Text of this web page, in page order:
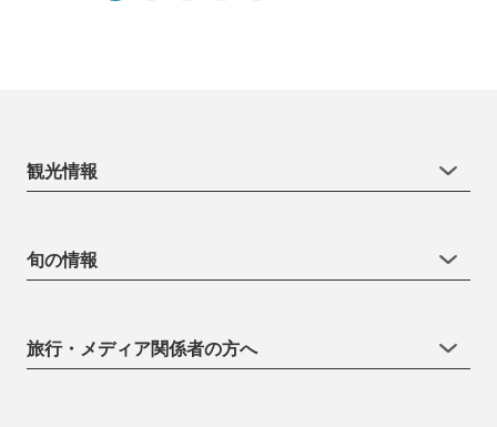
観光情報
旬の情報
旅行・メディア関係者の方へ